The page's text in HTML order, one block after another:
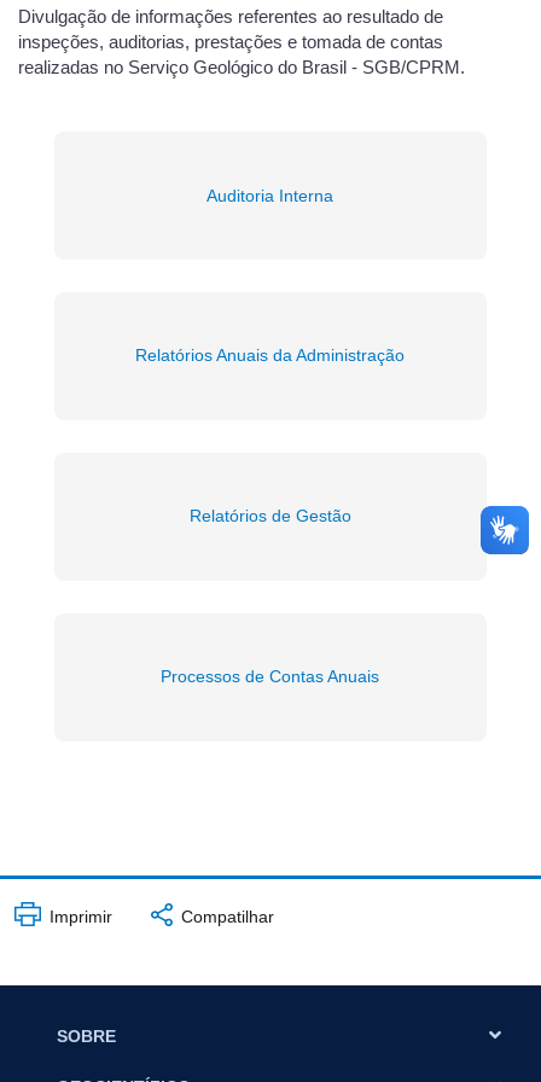
Divulgação de informações referentes ao resultado de
inspeções, auditorias, prestações e tomada de contas
realizadas no Serviço Geológico do Brasil - SGB/CPRM.
Auditoria Interna
Relatórios Anuais da Administração
Relatórios de Gestão
Processos de Contas Anuais
Imprimir Compatilhar
SOBRE